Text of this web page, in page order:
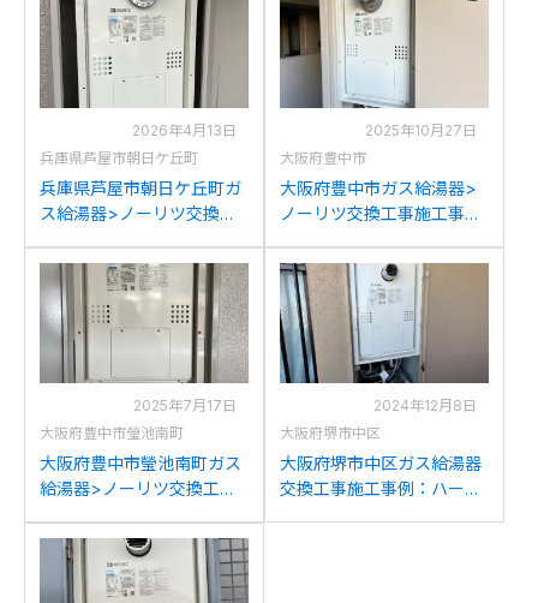
2026年4月13日
兵庫県芦屋市朝日ケ丘町
兵庫県芦屋市朝日ケ丘町ガ
ス給湯器>ノーリツ交換工
YG2401RGからノーリツ
GQH-2456AWD-T-DX BL
への交換
2025年10月27日
大阪府豊中市
大阪府豊中市ガス給湯器>
ノーリツ交換工事施工事
らノーリツGQH-
2456AWD-T-DX BLへの交
換
2025年7月17日
大阪府豊中市瑩池南町
大阪府豊中市瑩池南町ガス
給湯器>ノーリツ交換工事
YG2401RGからノーリツ
GQH-2456AWD-T-DX BL
への交換
2024年12月8日
大阪府堺市中区
大阪府堺市中区ガス給湯器
交換工事施工事例：ハーマ